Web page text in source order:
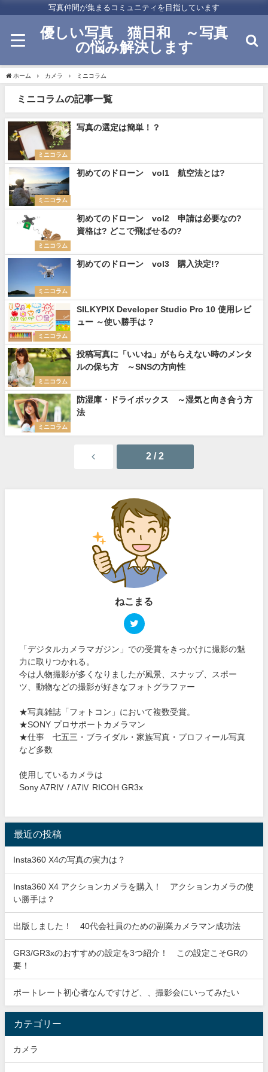
写真仲間が集まるコミュニティを目指しています
優しい写真 猫日和 ～写真
の悩み解決します
ホーム カメラ ミニコラム
ミニコラムの記事一覧
ミニコラム
写真の選定は簡単！？
ミニコラム
初めてのドローン vol1 航空法とは?
ミニコラム
初めてのドローン vol2 申請は必要なの?
資格は? どこで飛ばせるの?
ミニコラム
初めてのドローン vol3 購入決定!?
ミニコラム
SILKYPIX Developer Studio Pro 10 使用レビ
ュー ～使い勝手は ?
ミニコラム
投稿写真に「いいね」がもらえない時のメンタ
ルの保ち方 ～SNSの方向性
ミニコラム
防湿庫・ドライボックス ～湿気と向き合う方
法
2 / 2
ねこまる
「デジタルカメラマガジン」での受賞をきっかけに撮影の魅
力に取りつかれる。
今は人物撮影が多くなりましたが風景、スナップ、スポー
ツ、動物などの撮影が好きなフォトグラファー
★写真雑誌「フォトコン」において複数受賞。
★SONY プロサポートカメラマン
★仕事 七五三・ブライダル・家族写真・プロフィール写真
など多数
使用しているカメラは
Sony A7RⅣ / A7Ⅳ RICOH GR3x
最近の投稿
Insta360 X4の写真の実力は？
Insta360 X4 アクションカメラを購入！ アクションカメラの使
い勝手は？
出版しました！ 40代会社員のための副業カメラマン成功法
GR3/GR3xのおすすめの設定を3つ紹介！ この設定こそGRの
要！
ポートレート初心者なんですけど、、撮影会にいってみたい
カテゴリー
カメラ